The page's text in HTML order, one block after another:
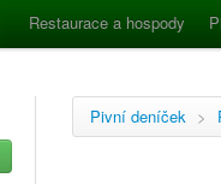
Restaurace a hospody
Pivní deníček >